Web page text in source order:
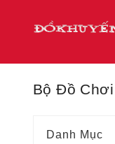
Bộ Đồ
Danh Mục